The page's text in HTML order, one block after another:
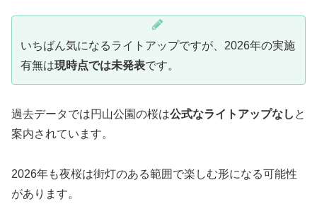
いちばん気になるライトアップですが、2026年の実施
有無は現時点では未発表です。
過去データでは円山公園の桜は公式なライトアップなし と
案内されています。
2026年も夜桜は街灯のある範囲で楽しむ形になる可能性
があります。